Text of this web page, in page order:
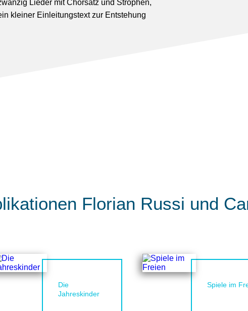
Lieder mit Chorsatz und Strophen,
kleiner Einleitungstext zur Entstehung
Florian Russi und
Die
Jahreskinder
Spiele im